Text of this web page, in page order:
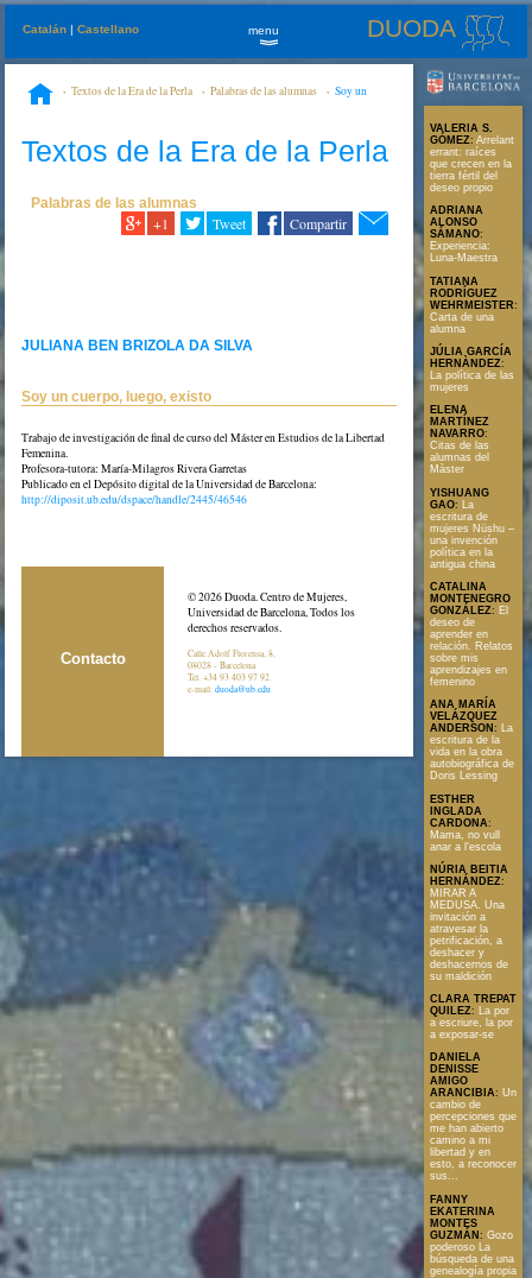
Catalán |Castellano DUODA
menu
»
Textos de la Era de la Perla Palabras de las alumnas
Soy un
Textos de la Era de la Perla
Palabras de las alumnas
+1 Tweet Compartir
JULIANA BEN BRIZOLA DA SILVA
Soy un cuerpo, luego, existo
Trabajo de investigación de final de curso del Máster en Estudios de la Libertad
Femenina.
Profesora-tutora: María-Milagros Rivera Garretas
Publicado en el Depósito digital de la Universidad de Barcelona:
http://diposit.ub.edu/dspace/handle/2445/46546
Contacto
© 2026 Duoda. Centro de Mujeres,
Universidad de Barcelona, Todos los
derechos reservados.
Calle Adolf Florensa, 8,
08028 - Barcelona
Tel. +34 93 403 97 92.
e-mail:duoda@ub.edu
VALERIA S.
GÓMEZ: Arrelant
errant: raíces
que crecen en la
tierra fértil del
deseo propio
ADRIANA
ALONSO
SÁMANO:
Experiencia:
Luna-Maestra
TATIANA
RODRÍGUEZ
WEHRMEISTER:
Carta de una
alumna
JÚLIA GARCÍA
HERNÀNDEZ:
La política de las
mujeres
ELENA
MARTÍNEZ
NAVARRO:
Citas de las
alumnas del
Màster
YISHUANG
GAO:
La
escritura de
mujeres Nüshu –
una invención
política en la
antigua china
CATALINA
MONTENEGRO
GONZÁLEZ: El
deseo de
aprender en
relación. Relatos
sobre mis
aprendizajes en
femenino
ANA MARÍA
VELÁZQUEZ
ANDERSON : La
escritura de la
vida en la obra
autobiográfica de
Doris Lessing
ESTHER
INGLADA
CARDONA:
Mama, no vull
anar a l'escola
NÚRIA BEITIA
HERNÁNDEZ:
MIRAR A
MEDUSA. Una
invitación a
atravesar la
petrificación, a
deshacer y
deshacernos de
su maldición
CLARA TREPAT
QUILEZ: La por
a escriure, la por
a exposar-se
DANIELA
DENISSE
AMIGO
ARANCIBIA: Un
cambio de
percepciones que
me han abierto
camino a mi
libertad y en
esto, a reconocer
sus...
FANNY
EKATERINA
MONTES
GUZMÁN : Gozo
poderoso La
búsqueda de una
genealogía propia